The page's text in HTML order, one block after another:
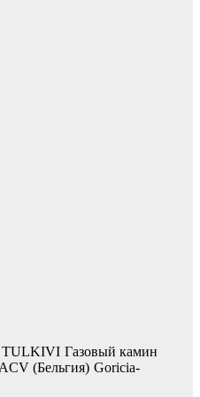
TULKIVI Газовый камин
(Бельгия) Goricia-